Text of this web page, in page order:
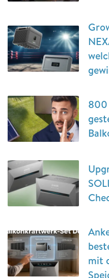
800
mit